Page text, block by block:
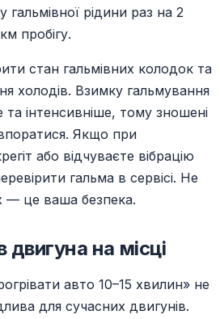
рідини раз на 2
пробігу.
стан гальмівних колодок та
холодів. Взимку гальмування
та інтенсивніше, тому зношені
Якщо при
або відчуваєте вібрацію
гальма в сервісі. Не
— це ваша безпека.
двигуна на місці
авто 10–15 хвилин» не
для сучасних двигунів.